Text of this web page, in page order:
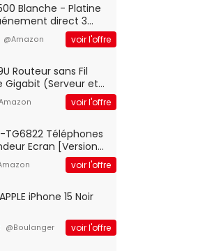
500 Blanche - Platine
direct 3
78 trs/min) avec
et port USB
@Amazon voir l'offre
Routeur sans Fil
Gigabit (Serveur et
Vlan, Mode Point
contrôle
voir l'offre
TG6822 Téléphones
Ecran [Version
voir l'offre
iPhone 15 Noir
@Boulanger voir l'offre